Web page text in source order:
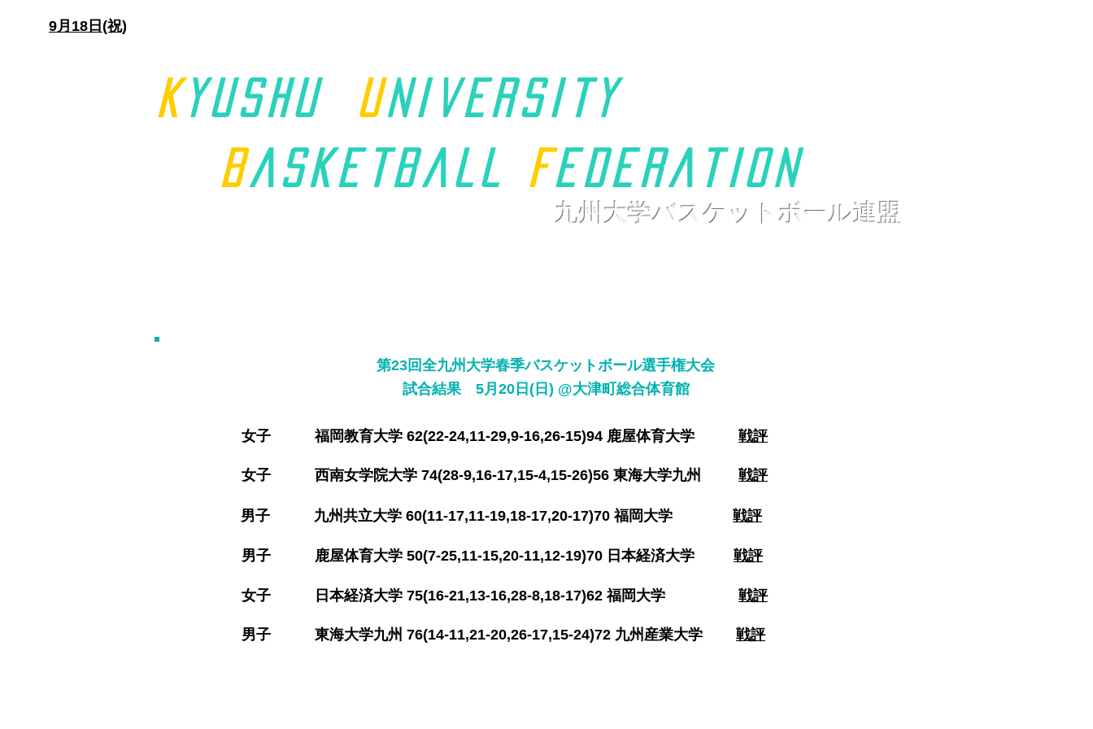
K yushu university
9月18日(祝)
Basket ball F ederation
九州大学バスケットボール連盟
第23回全九州大学春季バスケットボール選手権大会
​試合結果 5月20日(日) @大津町総合体育館
​女子 福岡教育大学 62(22-24,11-29,9-16,26-15)94 鹿屋体育大学 戦評
​女子 西南女学院大学 74(28-9,16-17,15-4,15-26)56 東海大学九州 戦評
​男子 九州共立大学 60(11-17,11-19,18-17,20-17)70 福岡大学 戦評
​男子 鹿屋体育大学 50(7-25,11-15,20-11,12-19)70 日本経済大学 戦評
​女子 日本経済大学 75(16-21,13-16,28-8,18-17)62 福岡大学 戦評
​男子 東海大学九州 76(14-11,21-20,26-17,15-24)72 九州産業大学 戦評